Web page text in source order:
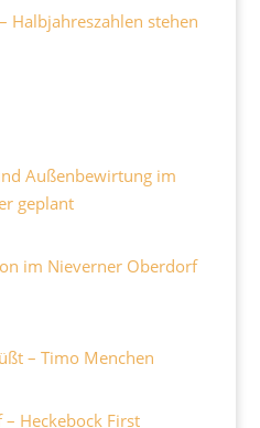
Halbjahreszahlen stehen
Außenbewirtung im
geplant
im Nieverner Oberdorf
– Timo Menchen
Heckebock First